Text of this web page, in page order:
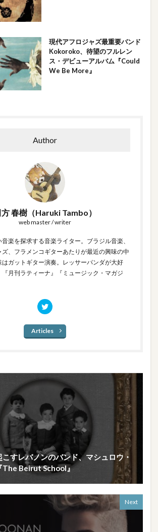
現代アフロジャズ最重要バンド
Kokoroko、待望のフルレン
ス・デビューアルバム『Could
We Be More』
Author
方 春樹（Haruki Tambo）
web master / writer
楽を探求する音楽ライター。ブラジル音楽、
ズ、フラメンコギターあたりが最近の興味の中
ガットギター演奏。レッサーパンダが大好
『月刊ラティーナ』『ミュージック・マガジ
Articles
すレバノンのバンド、マシュロウ・
The Beirut School』
Next